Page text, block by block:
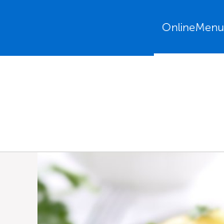
OnlineMenu